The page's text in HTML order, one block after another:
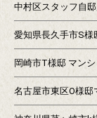
中村区スタッフ自
愛知県長久手市S様
岡崎市T様邸 マン
名古屋市東区O様